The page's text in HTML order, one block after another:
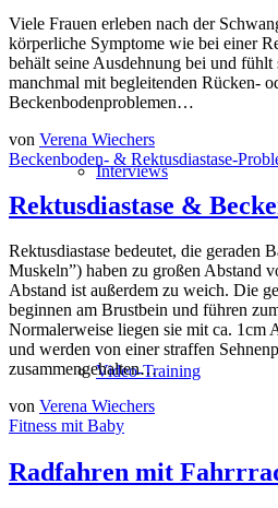
Interviews
Video-Training
Viele Frauen erleben nach der
körperliche Symptome wie bei einer
behält seine Ausdehnung bei und
manchmal mit begleitenden Rücken-
Beckenbodenproblemen…
von Verena Wiechers
Beckenboden- & Rektusdiastase-
Rektusdiastase &
Rektusdiastase bedeutet, die geraden
Muskeln”) haben zu großen Abstand
Abstand ist außerdem zu weich. Die
beginnen am Brustbein und führen
Normalerweise liegen sie mit ca. 1cm
und werden von einer straffen
zusammengehalten…
von Verena Wiechers
Fitness mit Baby
Radfahren mit